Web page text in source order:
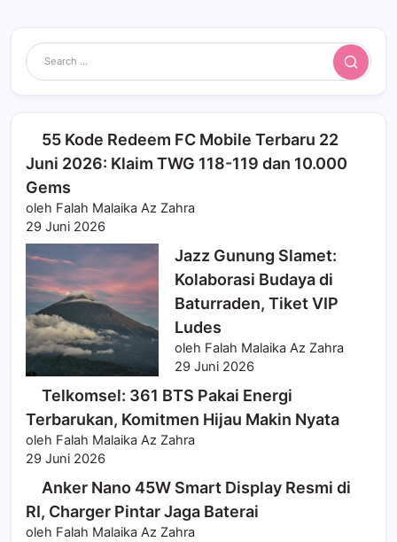
Search
55 Kode Redeem FC Mobile Terbaru 22
Juni 2026: Klaim TWG 118-119 dan 10.000
Gems
oleh Falah Malaika Az Zahra
29 Juni 2026
Jazz Gunung Slamet:
Kolaborasi Budaya di
Baturraden, Tiket VIP
Ludes
oleh Falah Malaika Az Zahra
29 Juni 2026
Telkomsel: 361 BTS Pakai Energi
Terbarukan, Komitmen Hijau Makin Nyata
oleh Falah Malaika Az Zahra
29 Juni 2026
Anker Nano 45W Smart Display Resmi di
RI, Charger Pintar Jaga Baterai
oleh Falah Malaika Az Zahra